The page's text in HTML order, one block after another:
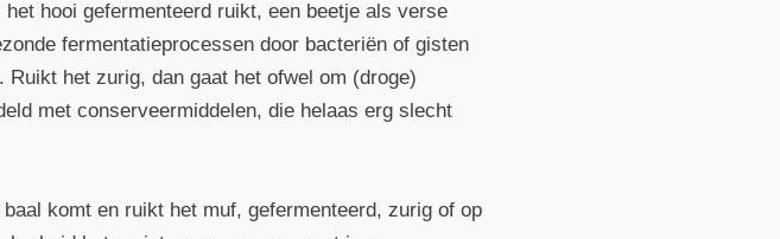
hooi gefermenteerd ruikt, een beetje als verse
fermentatieprocessen door bacteriën of gisten
het zurig, dan gaat het ofwel om (droge)
met conserveermiddelen, die helaas erg slecht
komt en ruikt het muf, gefermenteerd, zurig of op